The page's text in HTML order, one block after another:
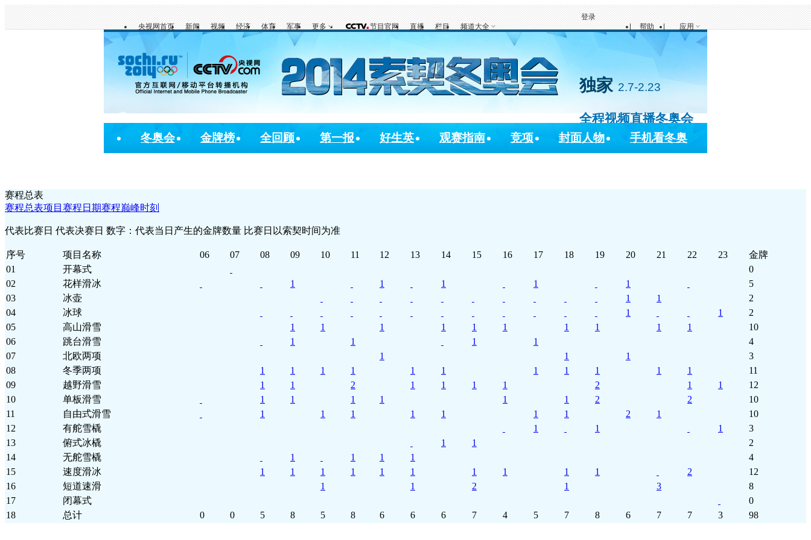
央视网首页 新闻 视频 经济 体育 军事 更多 节目官网 直播 栏目 频道大全 帮助 应用
登录
独家 2.7-2.23
全程视频直播冬奥会
冬奥会 金牌榜 全回顾 第一报 好生英 观赛指南 竞项 封面人物 手机看冬奥
赛程总表
赛程总表项目赛程 日期赛程巅峰时刻
代表比赛日 代表决赛日 数字：代表当日产生的金牌数量 比赛日以索契时间为准
序号 项目名称 06 07 08 09 10 11 12 13 14 15 16 17 18 19 20 21 22 23
金牌
01
开幕式
0
02
花样滑冰 1 1 1 1 1
5
03
冰壶 1 1
2
04
冰球 1 1
2
05
高山滑雪 1 1 1 1 1 1 1 1 1 1
10
06
跳台滑雪 1 1 1 1
4
07
北欧两项 1 1 1
3
08
冬季两项 1 1 1 1 1 1 1 1 1 1 1
11
09
越野滑雪 1 1 2 1 1 1 1 2 1 1
12
10
单板滑雪 1 1 1 1 1 1 2 2
10
11
自由式滑雪 1 1 1 1 1 1 1 2 1
10
12
有舵雪橇 1 1 1
3
13
俯式冰橇 1 1
2
14
无舵雪橇 1 1 1 1
4
15
速度滑冰 1 1 1 1 1 1 1 1 1 1 2
12
16
短道速滑 1 1 2 1 3
8
17
闭幕式
0
18
总计 0 0 5 8 5 8 6 6 6 7 4 5 7 8 6 7 7 3 98